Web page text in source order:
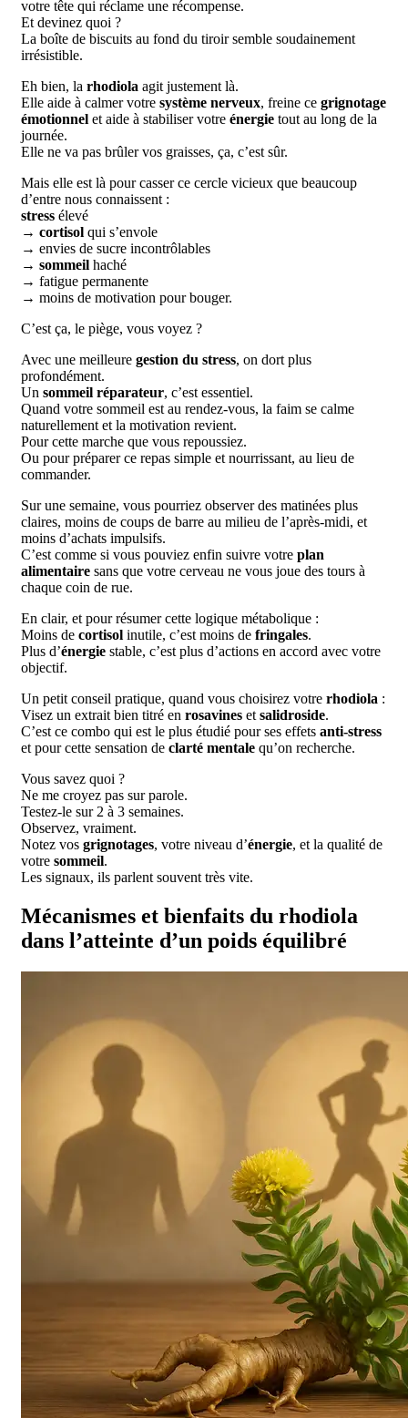
votre tête qui réclame une récompense.
Et devinez quoi ?
La boîte de biscuits au fond du tiroir semble soudainement
irrésistible.
Eh bien, la rhodiola agit justement là.
Elle aide à calmer votre système nerveux, freine ce grignotage
émotionnel et aide à stabiliser votre énergie tout au long de la
journée.
Elle ne va pas brûler vos graisses, ça, c’est sûr.
Mais elle est là pour casser ce cercle vicieux que beaucoup
d’entre nous connaissent :
stress élevé
→ cortisol qui s’envole
→ envies de sucre incontrôlables
→ sommeil haché
→ fatigue permanente
→ moins de motivation pour bouger.
C’est ça, le piège, vous voyez ?
Avec une meilleure gestion du stress, on dort plus
profondément.
Un sommeil réparateur, c’est essentiel.
Quand votre sommeil est au rendez-vous, la faim se calme
naturellement et la motivation revient.
Pour cette marche que vous repoussiez.
Ou pour préparer ce repas simple et nourrissant, au lieu de
commander.
Sur une semaine, vous pourriez observer des matinées plus
claires, moins de coups de barre au milieu de l’après-midi, et
moins d’achats impulsifs.
C’est comme si vous pouviez enfin suivre votre plan
alimentaire sans que votre cerveau ne vous joue des tours à
chaque coin de rue.
En clair, et pour résumer cette logique métabolique :
Moins de cortisol inutile, c’est moins de fringales.
Plus d’énergie stable, c’est plus d’actions en accord avec votre
objectif.
Un petit conseil pratique, quand vous choisirez votre rhodiola :
Visez un extrait bien titré en rosavines et salidroside.
C’est ce combo qui est le plus étudié pour ses effets anti-stress
et pour cette sensation de clarté mentale qu’on recherche.
Vous savez quoi ?
Ne me croyez pas sur parole.
Testez-le sur 2 à 3 semaines.
Observez, vraiment.
Notez vos grignotages, votre niveau d’énergie, et la qualité de
votre sommeil.
Les signaux, ils parlent souvent très vite.
Mécanismes et bienfaits du rhodiola
dans l’atteinte d’un poids équilibré